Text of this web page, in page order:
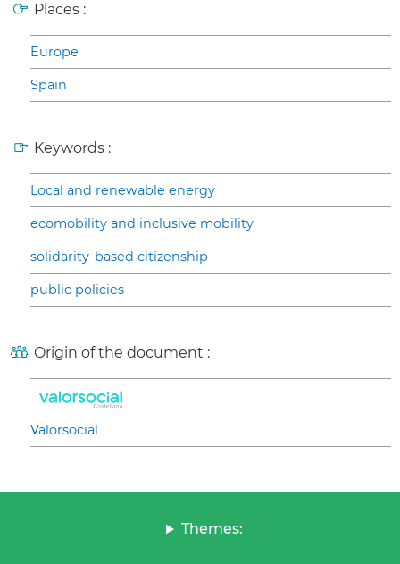
Places :
Europe
Spain
Keywords :
Local and renewable energy
ecomobility and inclusive mobility
solidarity-based citizenship
public policies
Origin of the document :
Valorsocial
Themes: